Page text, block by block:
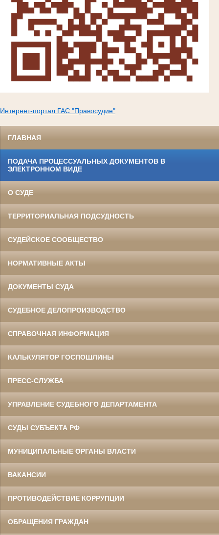
Интернет-портал ГАС "Правосудие"
ГЛАВНАЯ
ПОДАЧА ПРОЦЕССУАЛЬНЫХ ДОКУМЕНТОВ В
ЭЛЕКТРОННОМ ВИДЕ
О СУДЕ
ТЕРРИТОРИАЛЬНАЯ ПОДСУДНОСТЬ
СУДЕЙСКОЕ СООБЩЕСТВО
НОРМАТИВНЫЕ АКТЫ
ДОКУМЕНТЫ СУДА
СУДЕБНОЕ ДЕЛОПРОИЗВОДСТВО
СПРАВОЧНАЯ ИНФОРМАЦИЯ
КАЛЬКУЛЯТОР ГОСПОШЛИНЫ
ПРЕСС-СЛУЖБА
УПРАВЛЕНИЕ СУДЕБНОГО ДЕПАРТАМЕНТА
СУДЫ СУБЪЕКТА РФ
МУНИЦИПАЛЬНЫЕ ОРГАНЫ ВЛАСТИ
ВАКАНСИИ
ПРОТИВОДЕЙСТВИЕ КОРРУПЦИИ
ОБРАЩЕНИЯ ГРАЖДАН